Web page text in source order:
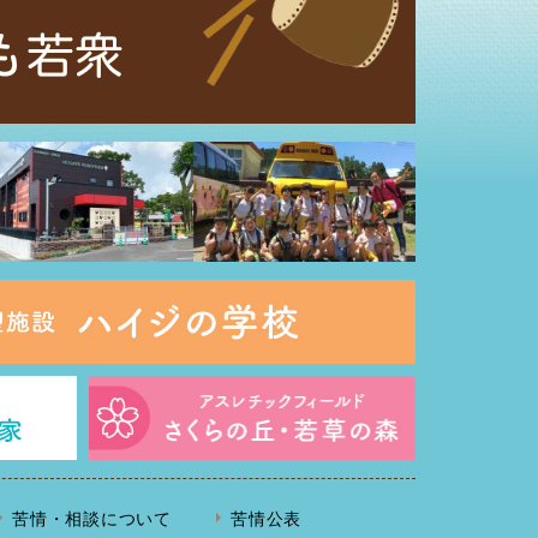
苦情・相談について 苦情公表